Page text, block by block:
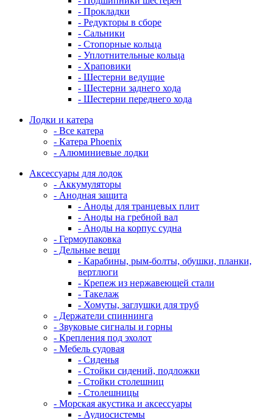
- Прокладки
- Редукторы в сборе
- Сальники
- Стопорные кольца
- Уплотнительные кольца
- Храповики
- Шестерни ведущие
- Шестерни заднего хода
- Шестерни переднего хода
Лодки и катера
- Все катера
- Катера Phoenix
- Алюминиевые лодки
Аксессуары для лодок
- Аккумуляторы
- Анодная защита
- Аноды для транцевых плит
- Аноды на гребной вал
- Аноды на корпус судна
- Гермоупаковка
- Дельные вещи
- Карабины, рым-болты, обушки, планки,
вертлюги
- Крепеж из нержавеющей стали
- Такелаж
- Хомуты, заглушки для труб
- Держатели спиннинга
- Звуковые сигналы и горны
- Крепления под эхолот
- Мебель судовая
- Сиденья
- Стойки сидений, подложки
- Стойки столешниц
- Столешницы
- Морская акустика и аксессуары
- Аудиосистемы